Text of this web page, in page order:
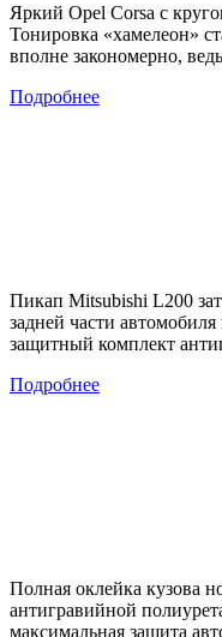
Яркий Opel Corsa с
Тонировка «хамелеон»
вполне закономерно,
Подробнее
Пикап Mitsubishi L200
задней части
защитный комплект
Подробнее
Полная оклейка кузова
антигравийной
максимальная защита